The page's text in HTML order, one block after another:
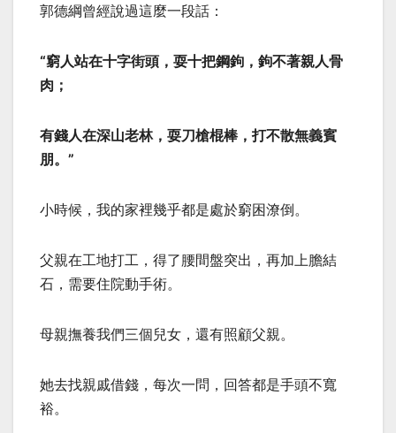
郭德綱曾經說過這麼一段話：
“窮人站在十字街頭，耍十把鋼鉤，鉤不著親人骨
肉；
有錢人在深山老林，耍刀槍棍棒，打不散無義賓
朋。”
小時候，我的家裡幾乎都是處於窮困潦倒。
父親在工地打工，得了腰間盤突出，再加上膽結
石，需要住院動手術。
母親撫養我們三個兒女，還有照顧父親。
她去找親戚借錢，每次一問，回答都是手頭不寬
裕。